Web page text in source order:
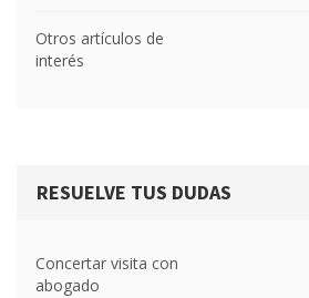
Otros artículos de
interés
RESUELVE TUS DUDAS
Concertar visita con
abogado